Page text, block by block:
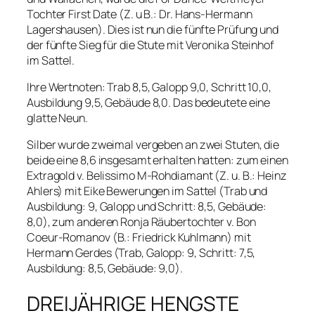
Tochter First Date (Z. u B.: Dr. Hans-Hermann
Lagershausen). Dies ist nun die fünfte Prüfung und
der fünfte Sieg für die Stute mit Veronika Steinhof
im Sattel.
Ihre Wertnoten: Trab 8,5, Galopp 9,0, Schritt 10,0,
Ausbildung 9,5, Gebäude 8,0. Das bedeutete eine
glatte Neun.
Silber wurde zweimal vergeben an zwei Stuten, die
beide eine 8,6 insgesamt erhalten hatten: zum einen
Extragold v. Belissimo M-Rohdiamant (Z. u. B.: Heinz
Ahlers) mit Eike Bewerungen im Sattel (Trab und
Ausbildung: 9, Galopp und Schritt: 8,5, Gebäude:
8,0), zum anderen Ronja Räubertochter v. Bon
Coeur-Romanov (B.: Friedrick Kuhlmann) mit
Hermann Gerdes (Trab, Galopp: 9, Schritt: 7,5,
Ausbildung: 8,5, Gebäude: 9,0).
DREIJÄHRIGE HENGSTE